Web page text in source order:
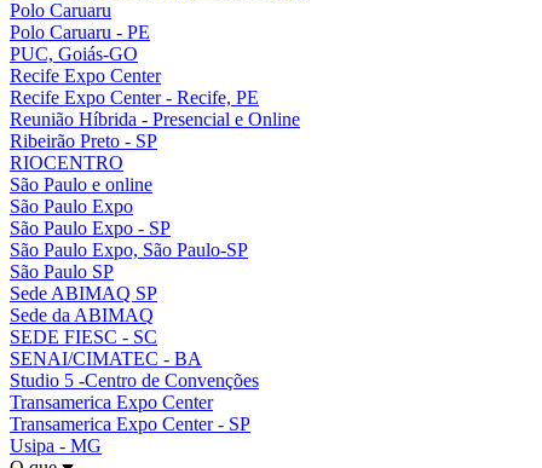
Polo Caruaru
Polo Caruaru - PE
PUC, Goiás-GO
Recife Expo Center
Recife Expo Center - Recife, PE
Reunião Híbrida - Presencial e Online
Ribeirão Preto - SP
RIOCENTRO
São Paulo e online
São Paulo Expo
São Paulo Expo - SP
São Paulo Expo, São Paulo-SP
São Paulo SP
Sede ABIMAQ SP
Sede da ABIMAQ
SEDE FIESC - SC
SENAI/CIMATEC - BA
Studio 5 -Centro de Convenções
Transamerica Expo Center
Transamerica Expo Center - SP
Usipa - MG